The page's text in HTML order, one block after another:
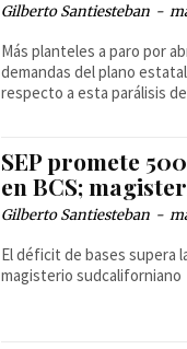
Gilberto Santiesteban -
Más planteles a paro por
demandas del plano
respecto a esta parálisis
SEP promete
en BCS;
Gilberto Santiesteban -
El déficit de bases supera
magisterio sudcaliforniano